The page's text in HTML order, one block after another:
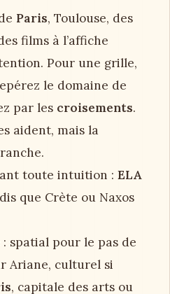
Paris, Toulouse, des
films à l’affiche
Pour une grille,
le domaine de
par les croisements.
aident, mais la
toute intuition : ELA
que Crète ou Naxos
spatial pour le pas de
Ariane, culturel si
, capitale des arts ou